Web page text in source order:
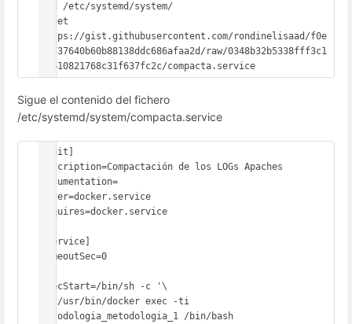
#cd /etc/systemd/system/
#wget
https://gist.githubusercontent.com/rondinelisaad/f0e
ca737640b60b88138ddc686afaa2d/raw/0348b32b5338fff3c1
d1610821768c31f637fc2c/compacta.service
Sigue el contenido del fichero
/etc/systemd/system/compacta.service
[Unit]
Description=Compactación de los LOGs Apaches
Documentation=
After=docker.service
Requires=docker.service
[Service]
TimeoutSec=0
ExecStart=/bin/sh -c '\
metodologia_metodologia_1 /bin/bash